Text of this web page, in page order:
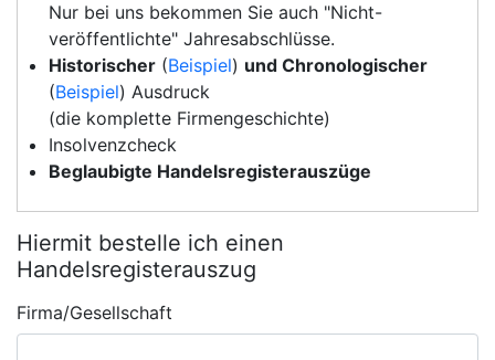
Nur bei uns bekommen Sie auch "Nicht-
veröffentlichte" Jahresabschlüsse.
Historischer (Beispiel) und Chronologischer
(Beispiel) Ausdruck
(die komplette Firmengeschichte)
Insolvenzcheck
Beglaubigte Handelsregisterauszüge
Hiermit bestelle ich einen
Handelsregisterauszug
Firma/Gesellschaft